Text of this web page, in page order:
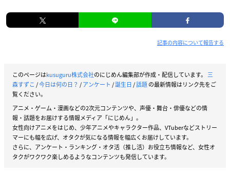
記事の内容について報告する
このページはkusuguru株式会社のにじめん編集部が作成・配信しています。 三
森すずこ /今日は何の日？ /アンケート /誕生日/話題の最新情報はリンク先をご
覧ください。
アニメ・ゲーム・漫画などの2次元コンテンツや、声優・舞台・俳優などの情
報・話題をお届けする情報メディア「にじめん」。
女性向けアニメをはじめ、少年アニメやキャラクター作品、VTuberなどストリー
マーにも幅を広げ、オタクが気になる情報を幅広くお届けしています。
さらに、アンケート・ランキング・オタ活（推し活）お役立ち情報など、女性オ
タクがワクワク楽しめるようなコンテンツも発信しています。